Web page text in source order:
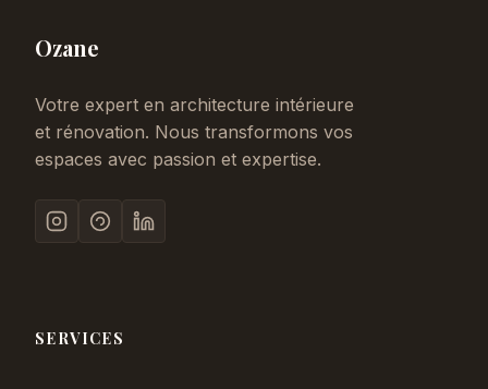
Ozane
Votre expert en architecture intérieure
et rénovation. Nous transformons vos
espaces avec passion et expertise.
SERVICES